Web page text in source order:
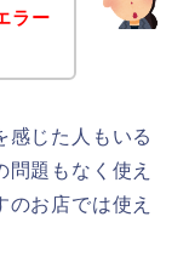
ラー
感じた人もいる
題もなく使え
お店では使え